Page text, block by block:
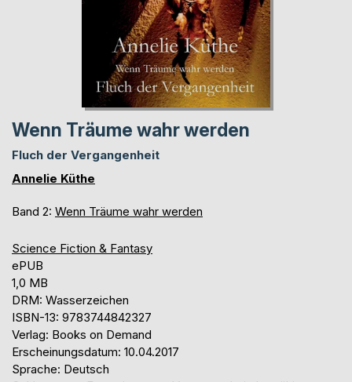
Wenn Träume wahr werden
Fluch der Vergangenheit
Annelie Küthe
Band 2: Wenn Träume wahr werden
Science Fiction & Fantasy
ePUB
1,0 MB
DRM: Wasserzeichen
ISBN-13: 9783744842327
Verlag: Books on Demand
Erscheinungsdatum: 10.04.2017
Sprache: Deutsch